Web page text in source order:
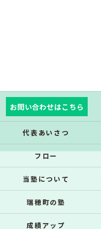
お問い合わせはこちら
代表あいさつ
フロー
当塾について
瑞穂町の塾
成績アップ